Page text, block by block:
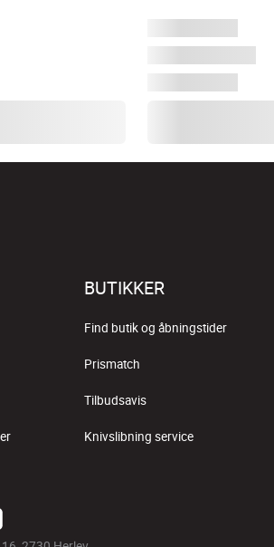
BUTIKKER
Find butik og åbningstider
Prismatch
Tilbudsavis
Knivslibning service